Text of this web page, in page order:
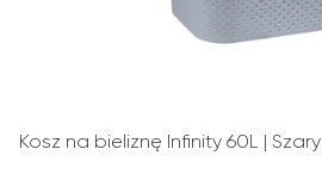
Kosz na bieliznę Infinity 60L | Szary